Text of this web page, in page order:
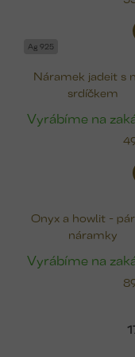
Ag 925
Náramek jadeit s
srdíčkem
Vyrábíme na
Onyx a howlit -
náramky
Vyrábíme na